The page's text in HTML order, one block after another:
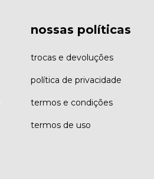
nossas políticas
trocas e devoluções
política de privacidade
termos e condições
termos de uso